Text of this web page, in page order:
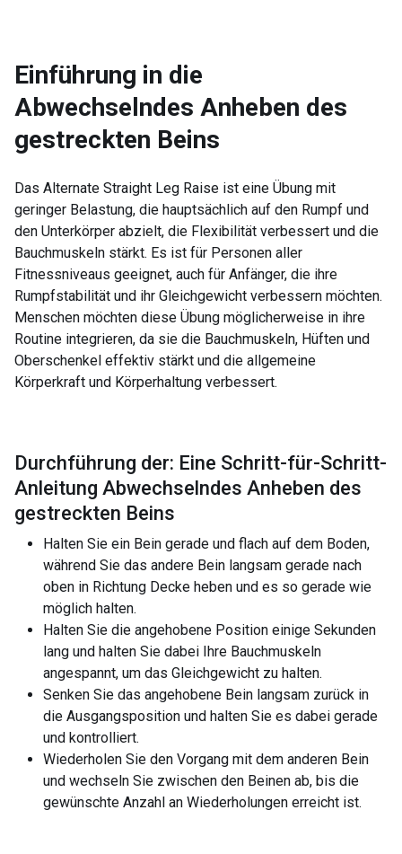
Einführung in die
Abwechselndes Anheben des
gestreckten Beins
Das Alternate Straight Leg Raise ist eine Übung mit
geringer Belastung, die hauptsächlich auf den Rumpf und
den Unterkörper abzielt, die Flexibilität verbessert und die
Bauchmuskeln stärkt. Es ist für Personen aller
Fitnessniveaus geeignet, auch für Anfänger, die ihre
Rumpfstabilität und ihr Gleichgewicht verbessern möchten.
Menschen möchten diese Übung möglicherweise in ihre
Routine integrieren, da sie die Bauchmuskeln, Hüften und
Oberschenkel effektiv stärkt und die allgemeine
Körperkraft und Körperhaltung verbessert.
Durchführung der: Eine Schritt-für-Schritt-
Anleitung Abwechselndes Anheben des
gestreckten Beins
Halten Sie ein Bein gerade und flach auf dem Boden,
während Sie das andere Bein langsam gerade nach
oben in Richtung Decke heben und es so gerade wie
möglich halten.
Halten Sie die angehobene Position einige Sekunden
lang und halten Sie dabei Ihre Bauchmuskeln
angespannt, um das Gleichgewicht zu halten.
Senken Sie das angehobene Bein langsam zurück in
die Ausgangsposition und halten Sie es dabei gerade
und kontrolliert.
Wiederholen Sie den Vorgang mit dem anderen Bein
und wechseln Sie zwischen den Beinen ab, bis die
gewünschte Anzahl an Wiederholungen erreicht ist.